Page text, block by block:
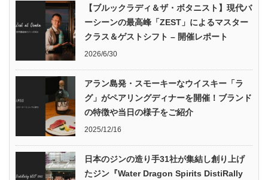
【ブルックラディ＆ザ・ボタニスト】現代バ
ーシーンの最高峰「ZEST」によるマスター
クラス＆ゲストシフト – 開催レポート
2026/6/30
アラン島発・スモーキーなウイスキー「ラ
グ」がペアリングディナーを開催！ブランド
の特徴や当日の様子をご紹介
2025/12/16
日本のジンの造り手31社が集結し創り上げ
たジン『Water Dragon Spirits DistiRally